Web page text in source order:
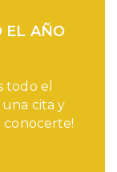
EL AÑO
todo el
cita y
conocerte!